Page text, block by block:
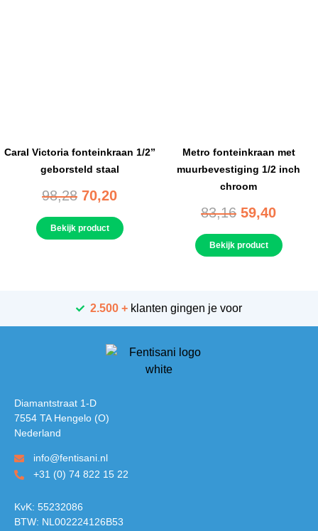
Caral Victoria fonteinkraan 1/2”
geborsteld staal
98,28 70,20
Bekijk product
Metro fonteinkraan met
muurbevestiging 1/2 inch
chroom
83,16 59,40
Bekijk product
2.500 + klanten gingen je voor
Diamantstraat 1-D
7554 TA Hengelo (O)
Nederland
info@fentisani.nl
+31 (0) 74 822 15 22
KvK: 55232086
BTW: NL002224126B53